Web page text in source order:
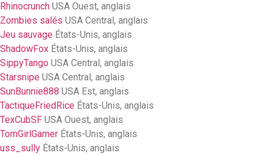
Rhinocrunch USA Ouest, anglais
Zombies salés USA Central, anglais
Jeu sauvage États-Unis, anglais
ShadowFox États-Unis, anglais
SippyTango USA Central, anglais
Starsnipe USA Central, anglais
SunBunnie888 USA Est, anglais
TactiqueFriedRice États-Unis, anglais
TexCubSF USA Ouest, anglais
TomGirlGamer États-Unis, anglais
uss_sully États-Unis, anglais